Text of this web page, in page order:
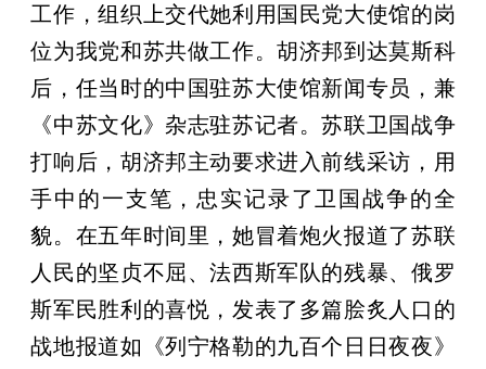
工作，组织上交代她利用国民党大使馆的岗
位为我党和苏共做工作。胡济邦到达莫斯科
后，任当时的中国驻苏大使馆新闻专员，兼
《中苏文化》杂志驻苏记者。苏联卫国战争
打响后，胡济邦主动要求进入前线采访，用
手中的一支笔，忠实记录了卫国战争的全
貌。在五年时间里，她冒着炮火报道了苏联
人民的坚贞不屈、法西斯军队的残暴、俄罗
斯军民胜利的喜悦，发表了多篇脍炙人口的
战地报道如《列宁格勒的九百个日日夜夜》